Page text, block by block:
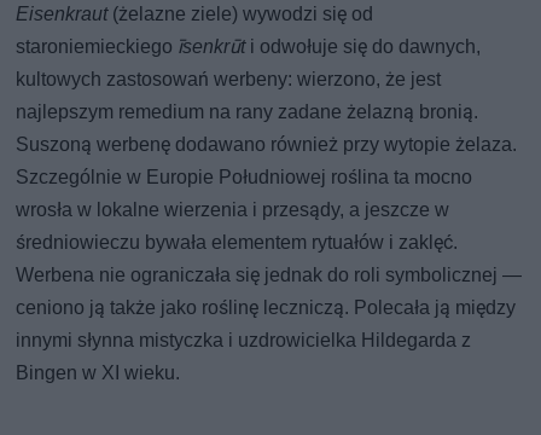
Eisenkraut (żelazne ziele) wywodzi się od
staroniemieckiego īsenkrūti odwołuje się do dawnych,
kultowych zastosowań werbeny: wierzono, że jest
najlepszym remedium na rany zadane żelazną bronią.
Suszoną werbenę dodawano również przy wytopie żelaza.
Szczególnie w Europie Południowej roślina ta mocno
wrosła w lokalne wierzenia i przesądy, a jeszcze w
średniowieczu bywała elementem rytuałów i zaklęć.
Werbena nie ograniczała się jednak do roli symbolicznej —
ceniono ją także jako roślinę leczniczą. Polecała ją między
innymi słynna mistyczka i uzdrowicielka Hildegarda z
Bingen w XI wieku.